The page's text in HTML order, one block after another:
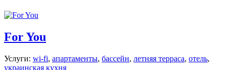
For You
Услуги: wi-fi, апартаменты, бассейн, летняя терраса, отель,
украинская кухня